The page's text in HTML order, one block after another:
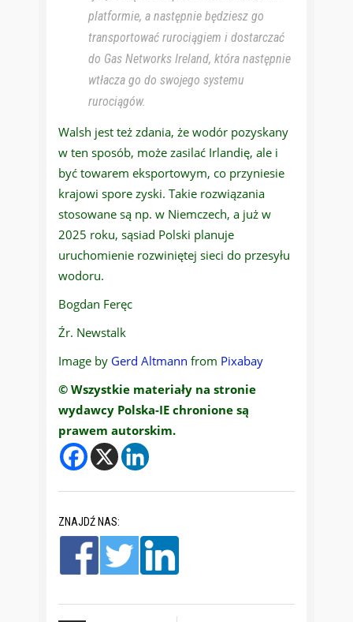
platformie, a następnie będziesz go
transportować rurociągiem i dostarczać
do Gas Networks Ireland, która następnie
wtłacza go do swojego systemu
rurociągów.
Walsh jest też zdania, że wodór pozyskany
w ten sposób, może zasilać Irlandię, ale i
być towarem eksportowym, co przyniesie
krajowi spore zyski. Takie rozwiązania
stosowane są np. w Niemczech, a już w
2025 roku, sąsiad Polski planuje
uruchomienie rozwiniętej sieci do przesyłu
wodoru.
Bogdan Feręc
Źr. Newstalk
Image by Gerd Altmann from Pixabay
© Wszystkie materiały na stronie
wydawcy Polska-IE chronione są
prawem autorskim.
ZNAJDŹ NAS: